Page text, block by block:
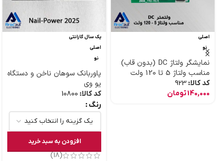
اصلی
نو
نمایشگر ولتاژ DC (بدون قاب)
مناسب ولتاژ 5 تا 120 ولت
کد کالا: 923
140,000تومان
یک سال گارانتی
اصلی
نو
پاوربانک سوهان ناخن و دستگاه
یو وی
کد کالا: 10800
رنگ
افزودن به سبد خرید
(18)